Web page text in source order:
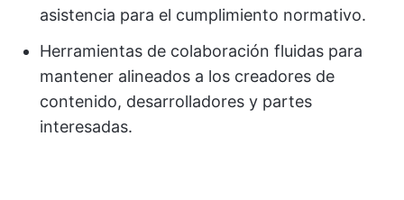
asistencia para el cumplimiento normativo.
Herramientas de colaboración fluidas para
mantener alineados a los creadores de
contenido, desarrolladores y partes
interesadas.